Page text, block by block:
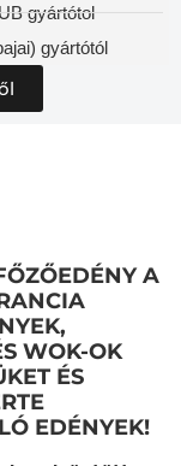
gyártótol
gyártótól
A
WOK-OK
ÉS
EDÉNYEK!